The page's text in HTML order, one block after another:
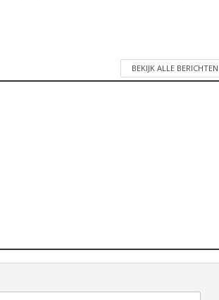
BEKIJK ALLE BERICHTEN